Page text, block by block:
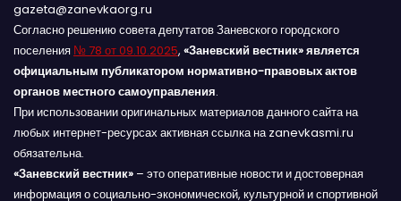
gazeta@zanevkaorg.ru
Согласно решению совета депутатов Заневского городского
поселения № 78 от 09.10.2025, «Заневский вестник» является
официальным публикатором нормативно-правовых актов
органов местного самоуправления.
При использовании оригинальных материалов данного сайта на
любых интернет-ресурсах активная ссылка на zanevkasmi.ru
обязательна.
«Заневский вестник» – это оперативные новости и достоверная
информация о социально-экономической, культурной и спортивной